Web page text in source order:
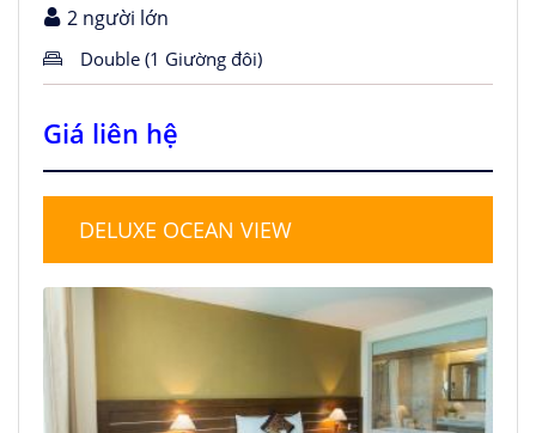
2 người lớn
Double (1 Giường đôi)
Giá liên hệ
DELUXE OCEAN VIEW